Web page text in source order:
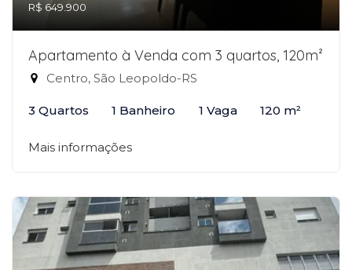
R$ 649.900
Apartamento à Venda com 3 quartos, 120m²
Centro, São Leopoldo-RS
3 Quartos 1 Banheiro 1 Vaga 120 m²
Mais informações